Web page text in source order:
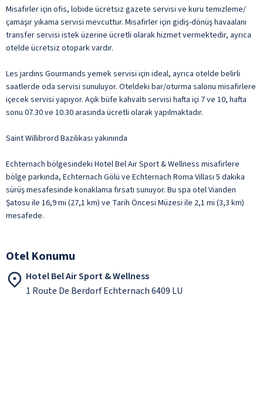
Misafirler için ofis, lobide ücretsiz gazete servisi ve kuru temizleme/
çamaşır yıkama servisi mevcuttur. Misafirler için gidiş-dönüş havaalanı
transfer servisi istek üzerine ücretli olarak hizmet vermektedir, ayrıca
otelde ücretsiz otopark vardır.
Les jardins Gourmands yemek servisi için ideal, ayrıca otelde belirli
saatlerde oda servisi sunuluyor. Oteldeki bar/oturma salonu misafirlere
içecek servisi yapıyor. Açık büfe kahvaltı servisi hafta içi 7 ve 10, hafta
sonu 07.30 ve 10.30 arasında ücretli olarak yapılmaktadır.
Saint Willibrord Bazilikası yakınında
Echternach bölgesindeki Hotel Bel Air Sport & Wellness misafirlere
bölge parkında, Echternach Gölü ve Echternach Roma Villası 5 dakika
sürüş mesafesinde konaklama fırsatı sunuyor. Bu spa otel Vianden
Şatosu ile 16,9 mi (27,1 km) ve Tarih Öncesi Müzesi ile 2,1 mi (3,3 km)
mesafede.
Otel Konumu
Hotel Bel Air Sport & Wellness
1 Route De Berdorf Echternach 6409 LU